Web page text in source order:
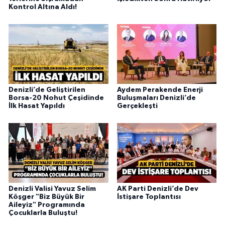
Kontrol Altına Aldı!
Denizli’de Geliştirilen
Borsa-20 Nohut Çeşidinde
İlk Hasat Yapıldı
Aydem Perakende Enerji
Buluşmaları Denizli’de
Gerçekleşti
Denizli Valisi Yavuz Selim
Köşger "Biz Büyük Bir
Aileyiz" Programında
Çocuklarla Buluştu!
AK Parti Denizli’de Dev
İstişare Toplantısı